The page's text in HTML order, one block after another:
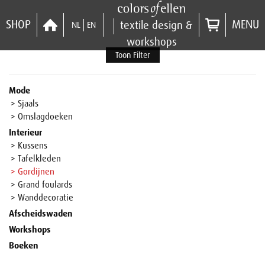
SHOP NL EN
textile design &
workshops
MENU
Toon Filter
Mode
> Sjaals
> Omslagdoeken
Interieur
> Kussens
> Tafelkleden
> Gordijnen
> Grand foulards
> Wanddecoratie
Afscheidswaden
Workshops
Boeken